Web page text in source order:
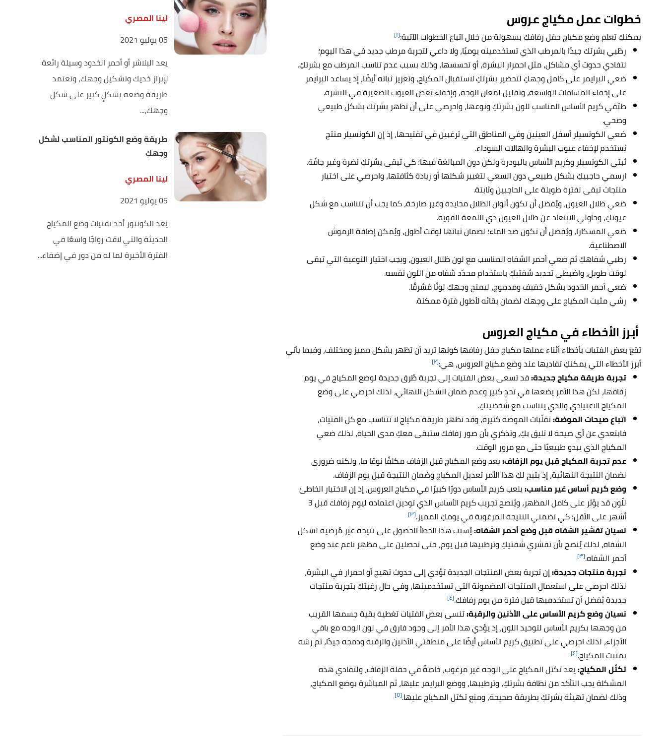
خطوات عمل مكياج عروس
يمكنكِ تعلم وضع مكياج حفل زفافكِ بسهولة من خلال اتباع الخطوات الآتية:[١]
رطّبي بشرتك جيدًا بالمرطب الذي تستخدمينه يوميًا، ولا داعي لتجربة مرطب جديد في هذا اليوم؛
لتفادي حدوث أي مشاكل، مثل احمرار البشرة، أو تحسسها، وذلك بسبب عدم تناسب المرطب مع بشرتكِ.
ضعي البرايمر على كامل وجهكِ لتحضير بشرتكِ لاستقبال المكياج، وتعزيز ثباته أيضًا، إذ يساعد البرايمر
على إخفاء المسامات الواسعة، وتقليل لمعان الوجه، وإخفاء بعض العيوب الصغيرة في البشرة.
طبّقي كريم الأساس المناسب للون بشرتكِ ونوعها، واحرصي على أن تظهر بشرتك بشكل طبيعي
وصحي.
ضعي الكونسيلر أسفل العينين وفي المناطق التي ترغبين في تفتيحها، إذ إن الكونسيلر منتج
يُستخدم لإخفاء عيوب البشرة والهالات السوداء.
ثبتي الكونسيلر وكريم الأساس بالبودرة ولكن دون المبالغة فيها؛ كي تبقى بشرتكِ نضرة وغير جافّة.
ارسمي حاجبيكِ بشكل طبيعي دون السعي لتغيير شكلها أو زيادة كثافتها، واحرصي على اختيار
منتجات تبقى لفترة طويلة على الحاجبين وثابتة.
ضعي ظلال العيون، ويُفضل أن تكون ألوان الظلال محايدة وغير صارخة، كما يجب أن تتناسب مع شكل
عيونكِ، وحاولي الابتعاد عن ظلال العيون ذي اللمعة القوية.
ضعي المسكارا، ويُفضل أن تكون ضد الماء؛ لضمان ثباتها لوقت أطول، ويُمكن إضافة الرموش
الاصطناعية.
رطبي شفاهكِ ثم ضعي أحمر الشفاه المناسب مع لون ظلال العيون، ويجب اختيار النوعية التي تبقى
لوقت طويل، واضبطي تحديد شفتيكِ باستخدام محدّد شفاه من اللون نفسه.
ضعي أحمر الخدود بشكل خفيف ومدموج، ليمنح وجهكِ لونًا مُشرقًا.
رشي مثبت المكياج على وجهك لضمان بقائه لأطول فترة ممكنة.
أبرز الأخطاء في مكياج العروس
تقع بعض الفتيات بأخطاء أثناء عملها مكياج حفل زفافها كونها تريد أن تظهر بشكل مميز ومختلف، وفيما يأتي
أبرز الأخطاء التي يمكنكِ تفاديها عند وضع مكياج العروس، هي:[٢]
تجربة طريقة مكياج جديدة:قد تسعى بعض الفتيات إلى تجربة طُرق جديدة لوضع المكياج في يوم
زفافها، لكن هذا الأمر يضعها في تحدٍ كبير وعدم ضمان الشكل النهائي، لذلك احرصي على وضع
المكياج الاعتيادي والذي يتناسب مع شخصيتكِ.
اتباع صيحات الموضة:تقلّبات الموضة كثيرة، وقد تظهر طريقة مكياج لا تتناسب مع كل الفتيات،
فابتعدي عن أي صيحة لا تليق بكِ، وتذكري بأن صور زفافك ستبقى معكِ مدى الحياة، لذلك ضعي
المكياج الذي يبدو طبيعيًا حتى مع مرور الوقت.
عدم تجربة المكياج قبل يوم الزفاف:يعد وضع المكياج قبل الزفاف مكلفًا نوعًا ما، ولكنه ضروري
لضمان النتيجة النهائية، إذ يتيح لكِ هذا الأمر تعديل المكياج وضمان النتيجة قبل يوم الزفاف.
وضع كريم أساس غير مناسب:يلعب كريم الأساس دورًا كبيرًا في مكياج العروس، إذ إن الاختيار الخاطئ
للّون قد يؤثر على كامل المظهر، ويُنصح تجريب كريم الأساس الذي تودين اعتماده ليوم زفافك قبل 3
أشهر على الأقل؛ كي تضمني النتيجة المرغوبة في يومكِ المميز.[٣]
نسيان تقشير الشفاه قبل وضع أحمر الشفاه:يُسبب هذا الخطأ الحصول على نتيجة غير مُرضية لشكل
الشفاه، لذلك يُنصح بأن تقشري شفتيكِ وترطبيها قبل يوم، حتى تحصلين على مظهر ناعم عند وضع
أحمر الشفاه.[٣]
تجربة منتجات جديدة:إن تجربة بعض المنتجات الجديدة تؤدي إلى حدوث تهيج أو احمرار في البشرة،
لذلك احرصي على استعمال المنتجات المضمونة التي تستخدمينها، وفي حال رغبتكِ بتجربة منتجات
جديدة يُفضل أن تستخدميها قبل فترة من يوم زفافك.[٤]
نسيان وضع كريم الأساس على الأذنين والرقبة:تنسى بعض الفتيات تغطية بقية جسمها القريب
من وجهها بكريم الأساس لتوحيد اللون، إذ يؤدي هذا الأمر إلى وجود فارق في لون الوجه مع باقي
الأجزاء، لذلك احرصي على تطبيق كريم الأساس أيضًا على منطقتي الأذنين والرقبة ودمجه جيدًا، ثم رشه
بمثبت المكياج.[٤]
تكتّل المكياج:يعد تكتل المكياج على الوجه غير مرغوب، خاصةً في حفلة الزفاف، ولتفادي هذه
المشكلة يجب التأكد من نظافة بشرتكِ، وترطيبها، ووضع البرايمر عليها، ثم المباشرة بوضع المكياج،
وذلك لضمان تهيئة بشرتكِ يطريقة صحيحة، ومنع تكتل المكياج عليها.[٥]
لينا المصري
05 يوليو 2021
يعد البلاشر أو أحمر الخدود وسيلة رائعة
لإبراز خديك وتشكيل وجهك، وتعتمد
طريقة وضعه بشكلٍ كبير على شكل
وجهك،...
طريقة وضع الكونتور المناسب لشكل
وجهكِ
لينا المصري
05 يوليو 2021
يعد الكونتور أحد تقنيات وضع المكياج
الحديثة والتي لاقت رواجًا واسعًا في
الفترة الأخيرة لما له من دور في إضفاء...